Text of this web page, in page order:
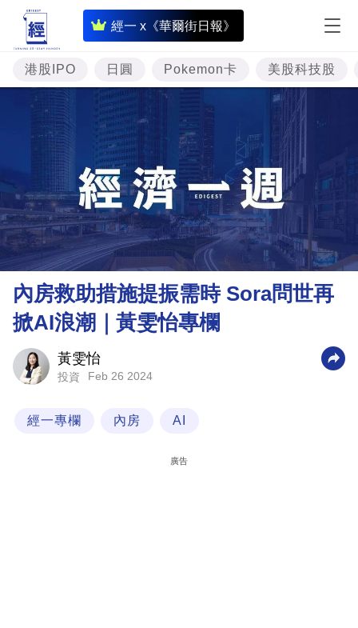
經一 x《華爾街日報》
即
時
財
經
專
題
投
資
樓
市
理
財
科
港股IPO 日圓 Pokemon卡 美股科技股
內房救助措施提振需時 Sora問世再
掀AI浪潮｜黃雯怡專欄
黃雯怡
投資 Feb 26 2024
經一專欄 內房 AI
廣告